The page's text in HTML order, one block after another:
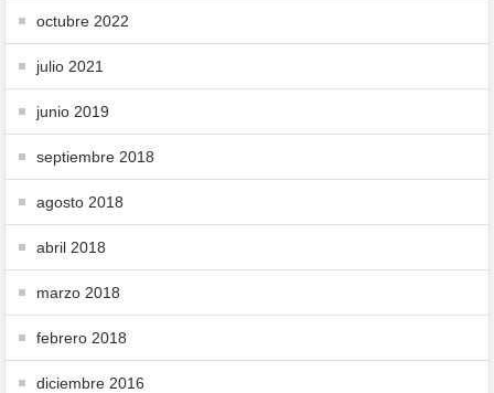
octubre 2022
julio 2021
junio 2019
septiembre 2018
agosto 2018
abril 2018
marzo 2018
febrero 2018
diciembre 2016